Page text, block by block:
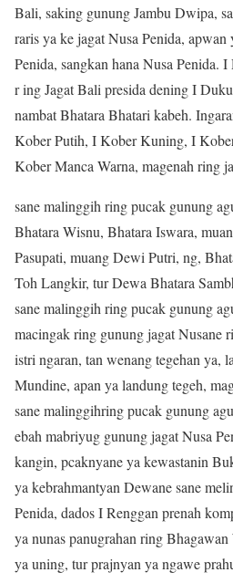
Bali, saking gunung Jambu Dwipa,
raris ya ke jagat Nusa Penida,
Penida, sangkan hana Nusa Penida.
r ing Jagat Bali presida dening I
nambat Bhatara Bhatari kabeh.
Kober Putih, I Kober Kuning, I
Kober Manca Warna, magenah ring
sane malinggih ring pucak gunung
Bhatara Wisnu, Bhatara Iswara,
Pasupati, muang Dewi Putri, ng,
Toh Langkir, tur Dewa Bhatara
sane malinggih ring pucak gunung
macingak ring gunung jagat Nusane
istri ngaran, tan wenang tegehan ya,
Mundine, apan ya landung tegeh,
sane malinggihring pucak gunung
ebah mabriyug gunung jagat Nusa
kangin, pcaknyane ya kewastanin
ya kebrahmantyan Dewane sane
Penida, dados I Renggan prenah
ya nunas panugrahan ring
ya uning, tur prajnyan ya ngawe